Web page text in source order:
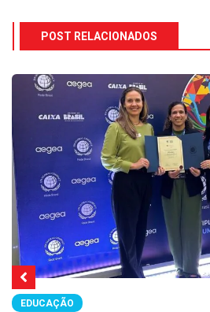
POST RELACIONADOS
EDUCAÇÃO